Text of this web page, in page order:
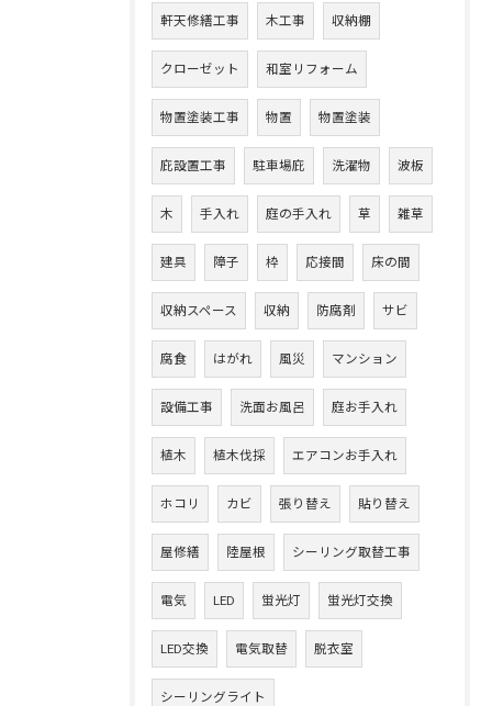
軒天修繕工事 木工事 収納棚
クローゼット 和室リフォーム
物置塗装工事 物置 物置塗装
庇設置工事 駐車場庇 洗濯物 波板
木 手入れ 庭の手入れ 草 雑草
建具 障子 枠 応接間 床の間
収納スペース 収納 防腐剤 サビ
腐食 はがれ 風災 マンション
設備工事 洗面お風呂 庭お手入れ
植木 植木伐採 エアコンお手入れ
ホコリ カビ 張り替え 貼り替え
屋修繕 陸屋根 シーリング取替工事
電気 LED 蛍光灯 蛍光灯交換
LED交換 電気取替 脱衣室
シーリングライト